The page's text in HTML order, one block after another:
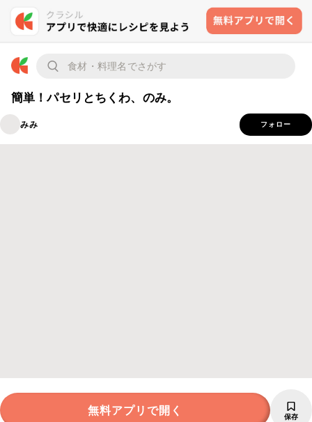
簡単！パセリとちくわ、のみ。
みみ フォロー
無料アプリで開く 保存